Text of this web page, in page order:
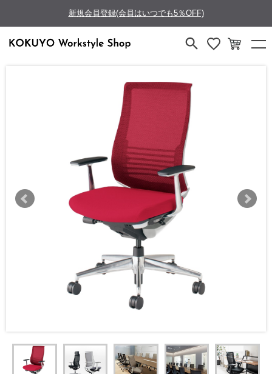
新規会員登録(会員はいつでも5％OFF)